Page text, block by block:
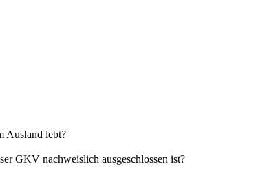
Ausland lebt?
GKV nachweislich ausgeschlossen ist?